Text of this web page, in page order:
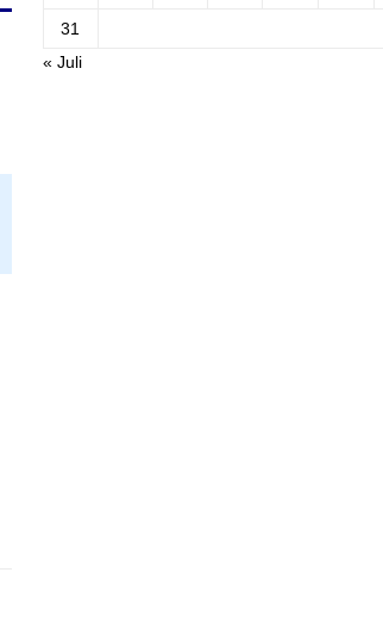
31
« Juli